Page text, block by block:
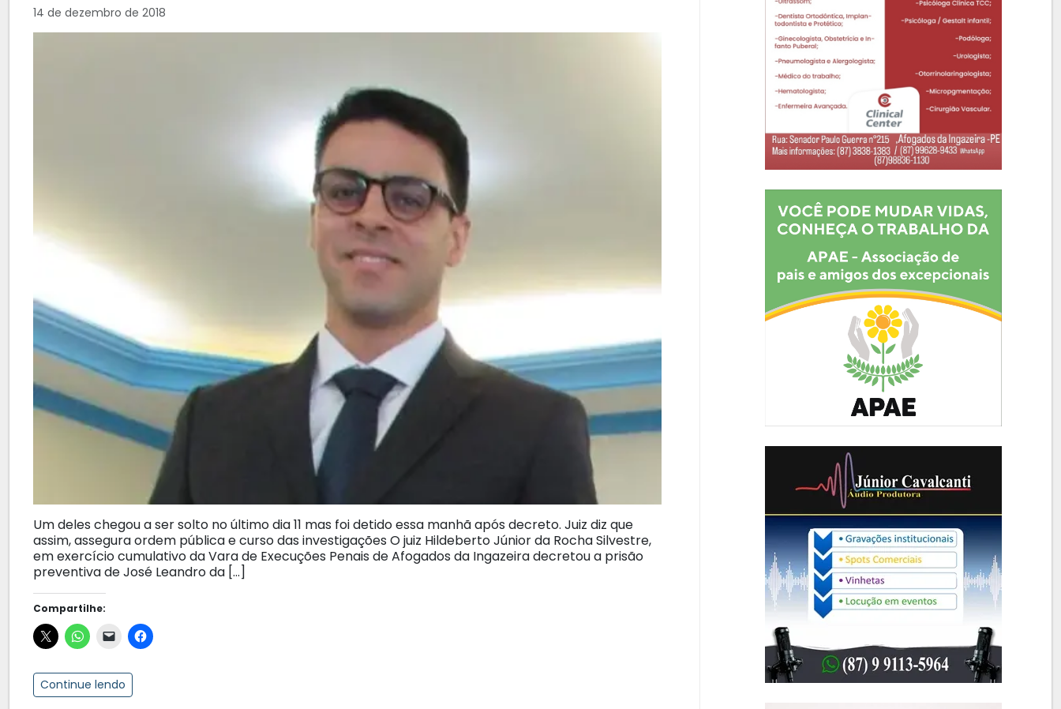
14 de dezembro de 2018
Um deles chegou a ser solto no último dia 11 mas foi detido essa manhã após decreto. Juiz diz que
assim, assegura ordem pública e curso das investigações O juiz Hildeberto Júnior da Rocha Silvestre,
em exercício cumulativo da Vara de Execuções Penais de Afogados da Ingazeira decretou a prisão
preventiva de José Leandro da […]
Compartilhe:
Continue lendo